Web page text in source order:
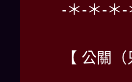
-＊-＊-＊
【 公關